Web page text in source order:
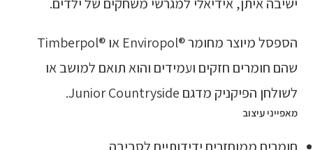
הספסל מיוצר מחומר ®Enviropol או ®Timberpol
שהם חומרים חזקים ועמידים והוא תואם למושב או
לשולחן הפיקניק מדגם Junior Countryside.
מאפייני עיצוב